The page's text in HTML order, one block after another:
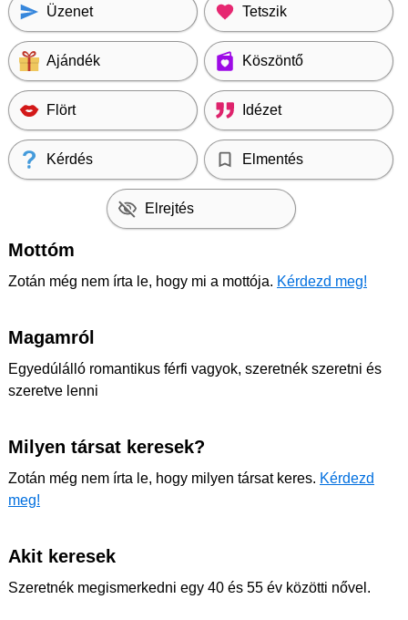
Üzenet Tetszik
Ajándék Köszöntő
Flört Idézet
Kérdés Elmentés
Elrejtés
Mottóm
Zotán még nem írta le, hogy mi a mottója. Kérdezd meg!
Magamról
Egyedúlálló romantikus férfi vagyok, szeretnék szeretni és
szeretve lenni
Milyen társat keresek?
Zotán még nem írta le, hogy milyen társat keres. Kérdezd
meg!
Akit keresek
Szeretnék megismerkedni egy 40 és 55 év közötti nővel.